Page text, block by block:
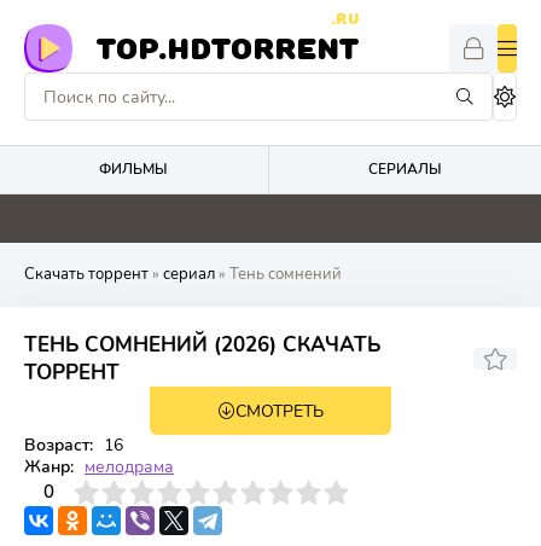
TOP.HDTORRENT
.RU
ФИЛЬМЫ СЕРИАЛЫ
0 0 0 3.4
Скачать торрент» сериал» Тень сомнений
ТЕНЬ СОМНЕНИЙ (2026) СКАЧАТЬ
ТОРРЕНТ
1 сезон 4 серияСМОТРЕТЬ
Возраст: 16
Жанр: мелодрама
0
4 6 7 8 9 10